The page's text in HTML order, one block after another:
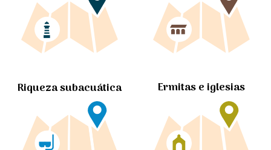
Riqueza subacuática Ermitas e iglesias